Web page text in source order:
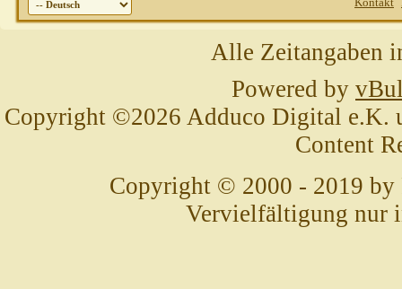
Alle Zeitangaben
Powered by
Copyright ©2026 Adduco Digital e.K.
Content
Copyright © 2000 - 2019 by
Vervielfältigung nur